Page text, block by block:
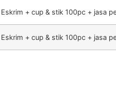
Eskrim + cup & stik 100pc + jasa
Eskrim + cup & stik 100pc + jasa